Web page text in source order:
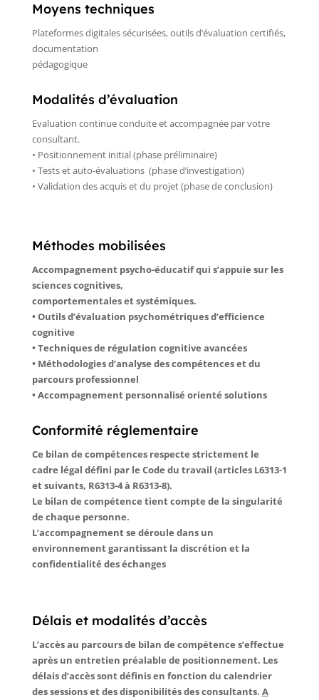
Moyens techniques
Plateformes digitales sécurisées, outils d’évaluation certifiés,
documentation
pédagogique
Modalités d’évaluation
Evaluation continue conduite et accompagnée par votre
consultant.
• Positionnement initial (phase préliminaire)
• Tests et auto-évaluations (phase d’investigation)
• Validation des acquis et du projet (phase de conclusion)
Méthodes mobilisées
Accompagnement psycho-éducatif qui s’appuie sur les
sciences cognitives,
comportementales et systémiques.
• Outils d’évaluation psychométriques d’efficience
cognitive
• Techniques de régulation cognitive avancées
• Méthodologies d’analyse des compétences et du
parcours professionnel
• Accompagnement personnalisé orienté solutions
Conformité réglementaire
Ce bilan de compétences respecte strictement le
cadre légal défini par le Code du travail (articles L6313-1
et suivants, R6313-4 à R6313-8).
Le bilan de compétence tient compte de la singularité
de chaque personne.
L’accompagnement se déroule dans un
environnement garantissant la discrétion et la
confidentialité des échanges
Délais et modalités d’accès
L’accès au parcours de bilan de compétence s’effectue
après un entretien préalable de positionnement. Les
délais d’accès sont définis en fonction du calendrier
des sessions et des disponibilités des consultants. A